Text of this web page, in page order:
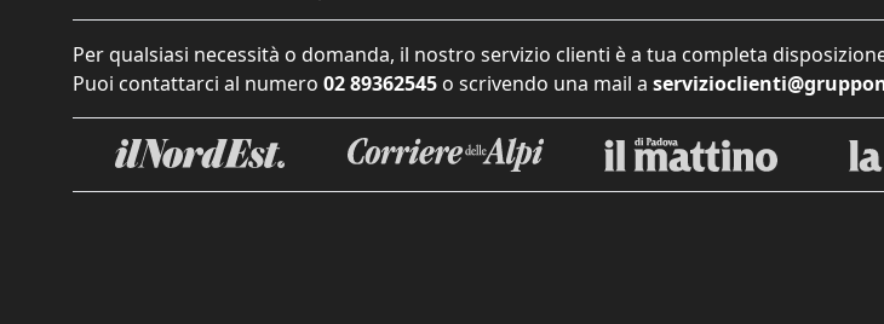
Per qualsiasi necessità o domanda, il nostro servizio clienti è a tua completa
Puoi contattarci al numero 02 89362545 o scrivendo una mail a